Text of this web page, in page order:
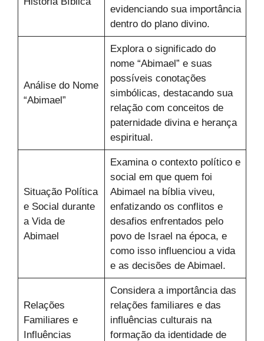
evidenciando sua importância
dentro do plano divino.
Análise do Nome
“Abimael”
Explora o significado do
nome “Abimael” e suas
possíveis conotações
simbólicas, destacando sua
relação com conceitos de
paternidade divina e herança
espiritual.
Situação Política
e Social durante
a Vida de
Abimael
Examina o contexto político e
social em que quem foi
Abimael na bíblia viveu,
enfatizando os conflitos e
desafios enfrentados pelo
povo de Israel na época, e
como isso influenciou a vida
e as decisões de Abimael.
Relações
Familiares e
Influências
Considera a importância das
relações familiares e das
influências culturais na
formação da identidade de